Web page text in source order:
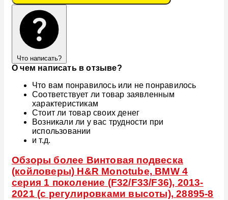
Что написать?
О чем написать в отзыве?
Что вам понравилось или не понравилось
Соответствует ли товар заявленным
характеристикам
Стоит ли товар своих денег
Возникали ли у вас трудности при
использовании
и т.д.
Обзоры более Винтовая подвеска
(койловеры) H&R Monotube, BMW 4
серия 1 поколение (F32/F33/F36), 2013-
2021 (с регулировками высоты), 28895-8